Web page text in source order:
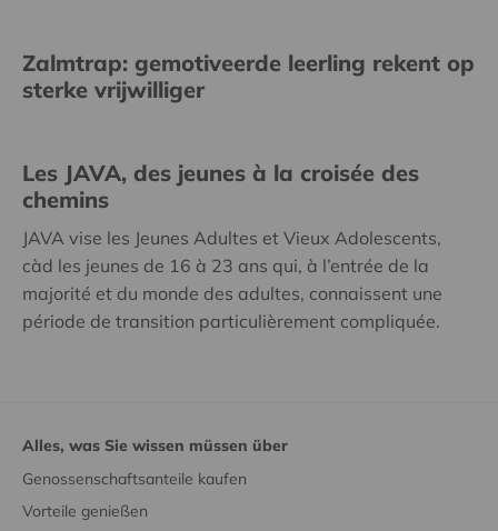
Zalmtrap: gemotiveerde leerling rekent op
sterke vrijwilliger
Les JAVA, des jeunes à la croisée des
chemins
JAVA vise les Jeunes Adultes et Vieux Adolescents,
càd les jeunes de 16 à 23 ans qui, à l’entrée de la
majorité et du monde des adultes, connaissent une
période de transition particulièrement compliquée.
Alles, was Sie wissen müssen über
Genossenschaftsanteile kaufen
Vorteile genießen